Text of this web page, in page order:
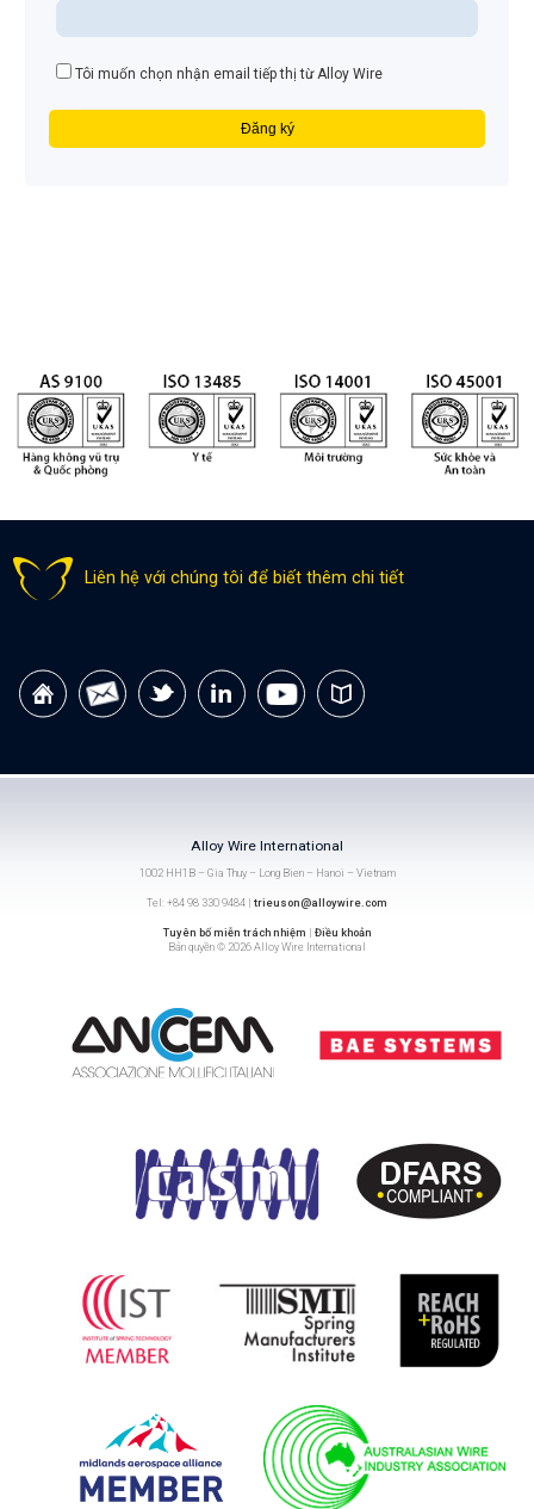
Tôi muốn chọn nhận email tiếp thị từ Alloy Wire
Liên hệ với chúng tôi để biết thêm chi tiết
Alloy Wire International
1002 HH1B – Gia Thuy – Long Bien – Hanoi – Vietnam
Tel: +84 98 330 9484 | trieuson@alloywire.com
Tuyên bố miễn trách nhiệm | Điều khoản
Bản quyền © 2026 Alloy Wire International